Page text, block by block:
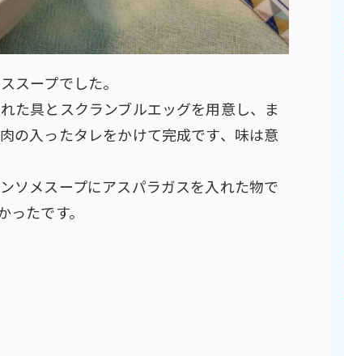
スープでした。
た具とスクランブルエッグを用意し、ま
の入ったタレをかけて完成です、味は意
ソメスープにアスパラガスを入れた物で
ったです。